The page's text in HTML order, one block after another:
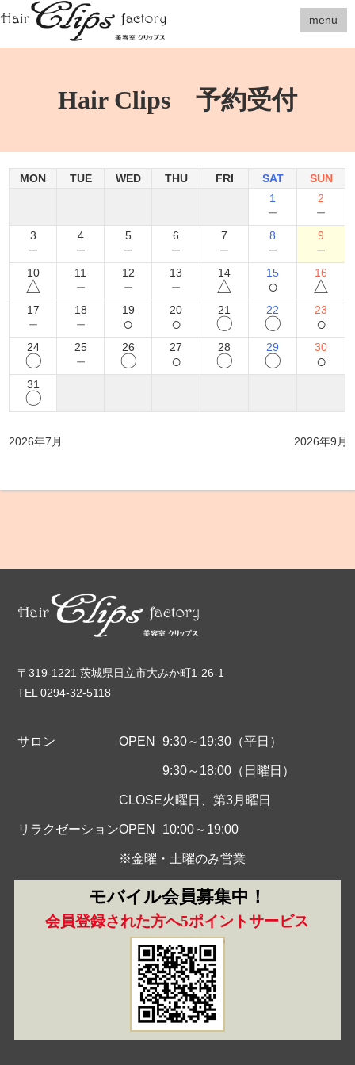
menu
Hair Clips 予約受付
MON TUE WED THU FRI SAT
SUN
1
－
2
－
3
－
4
－
5
－
6
－
7
－
8
－
9
－
10
△
11
－
12
－
13
－
14
△
15
○
16
△
17
－
18
－
19
○
20
○
21
〇
22
〇
23
○
24
〇
25
－
26
〇
27
○
28
〇
29
〇
30
○
31
〇
2026年7月 2026年9月
〒319-1221 茨城県日立市大みか町1-26-1
TEL 0294-32-5118
サロン OPEN 9:30～19:30（平日）
9:30～18:00（日曜日）
CLOSE火曜日、第3月曜日
リラクゼーションOPEN 10:00～19:00
※金曜・土曜のみ営業
モバイル会員募集中！
会員登録された方へ5ポイントサービス